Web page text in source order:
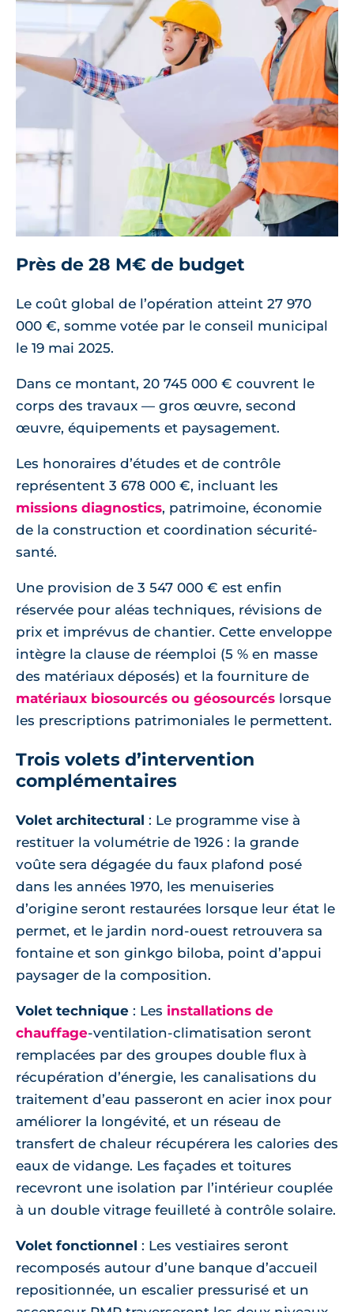
Près de 28 M€ de budget
Le coût global de l’opération atteint 27 970
000 €, somme votée par le conseil municipal
le 19 mai 2025.
Dans ce montant, 20 745 000 € couvrent le
corps des travaux — gros œuvre, second
œuvre, équipements et paysagement.
Les honoraires d’études et de contrôle
représentent 3 678 000 €, incluant les
missions diagnostics, patrimoine, économie
de la construction et coordination sécurité-
santé.
Une provision de 3 547 000 € est enfin
réservée pour aléas techniques, révisions de
prix et imprévus de chantier. Cette enveloppe
intègre la clause de réemploi (5 % en masse
des matériaux déposés) et la fourniture de
matériaux biosourcés ou géosourcés lorsque
les prescriptions patrimoniales le permettent.
Trois volets d’intervention
complémentaires
Volet architectural : Le programme vise à
restituer la volumétrie de 1926 : la grande
voûte sera dégagée du faux plafond posé
dans les années 1970, les menuiseries
d’origine seront restaurées lorsque leur état le
permet, et le jardin nord-ouest retrouvera sa
fontaine et son ginkgo biloba, point d’appui
paysager de la composition.
Volet technique : Les installations de
chauffage-ventilation-climatisation seront
remplacées par des groupes double flux à
récupération d’énergie, les canalisations du
traitement d’eau passeront en acier inox pour
améliorer la longévité, et un réseau de
transfert de chaleur récupérera les calories des
eaux de vidange. Les façades et toitures
recevront une isolation par l’intérieur couplée
à un double vitrage feuilleté à contrôle solaire.
Volet fonctionnel : Les vestiaires seront
recomposés autour d’une banque d’accueil
repositionnée, un escalier pressurisé et un